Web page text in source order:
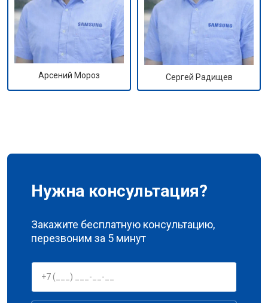
Арсений Мороз Сергей Радищев
Нужна консультация?
Закажите бесплатную консультацию,
перезвоним за 5 минут